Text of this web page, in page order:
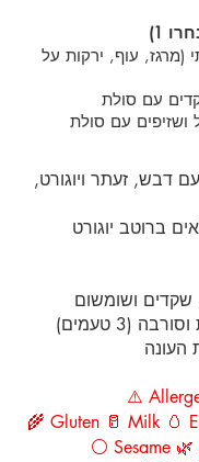
1)
(מרגז, עוף, ירקות על
עם סולת
ושזיפים עם סולת
דבש, זעתר ויוגורט,
ברוטב יוגורט
שקדים ושומשום
(3 טעמים)
העונה
⚠️
🌾 Gluten 🥛 Milk 🥚
⚪ Sesame 🌿